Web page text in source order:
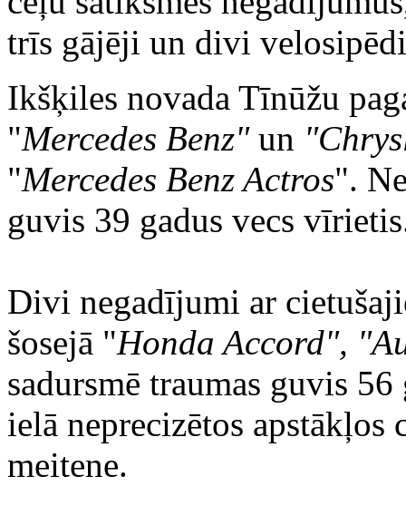
trīs gājēji un divi
Ikšķiles novada Tīnūžu
"Mercedes Benz" un
"Mercedes Benz Actros".
guvis 39 gadus vecs
Divi negadījumi ar
šosejā "Honda Accord",
sadursmē traumas guvis
ielā neprecizētos apstākļos
meitene.